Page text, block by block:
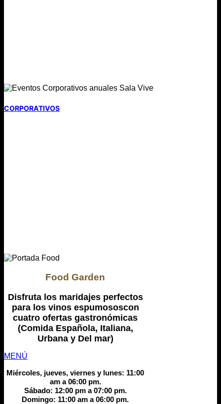
CORPORATIVOS
Food Garden
Disfruta los maridajes perfectos
para los vinos espumososcon
cuatro ofertas gastronómicas
(Comida Española, Italiana,
Urbana y Del mar)
MENÚ
Miércoles, jueves, viernes y lunes: 11:00
am a 06:00 pm.
Sábado: 12:00 pm a 07:00 pm.
Domingo: 11:00 am a 06:00 pm.